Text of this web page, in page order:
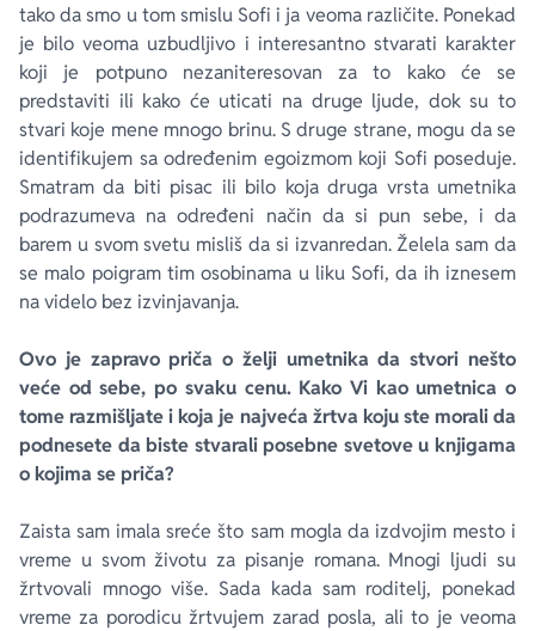
tako da smo u tom smislu Sofi i ja veoma različite. Ponekad
je bilo veoma uzbudljivo i interesantno stvarati karakter
koji je potpuno nezaniteresovan za to kako će se
predstaviti ili kako će uticati na druge ljude, dok su to
stvari koje mene mnogo brinu. S druge strane, mogu da se
identifikujem sa određenim egoizmom koji Sofi poseduje.
Smatram da biti pisac ili bilo koja druga vrsta umetnika
podrazumeva na određeni način da si pun sebe, i da
barem u svom svetu misliš da si izvanredan. Želela sam da
se malo poigram tim osobinama u liku Sofi, da ih iznesem
na videlo bez izvinjavanja.
Ovo je zapravo priča o želji umetnika da stvori nešto
veće od sebe, po svaku cenu. Kako Vi kao umetnica o
tome razmišljate i koja je najveća žrtva koju ste morali da
podnesete da biste stvarali posebne svetove u knjigama
o kojima se priča?
Zaista sam imala sreće što sam mogla da izdvojim mesto i
vreme u svom životu za pisanje romana. Mnogi ljudi su
žrtvovali mnogo više. Sada kada sam roditelj, ponekad
vreme za porodicu žrtvujem zarad posla, ali to je veoma